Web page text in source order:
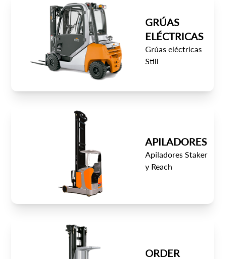
GRÚAS
ELÉCTRICAS
Grúas eléctricas
Still
APILADORES
Apiladores Staker
y Reach
ORDER